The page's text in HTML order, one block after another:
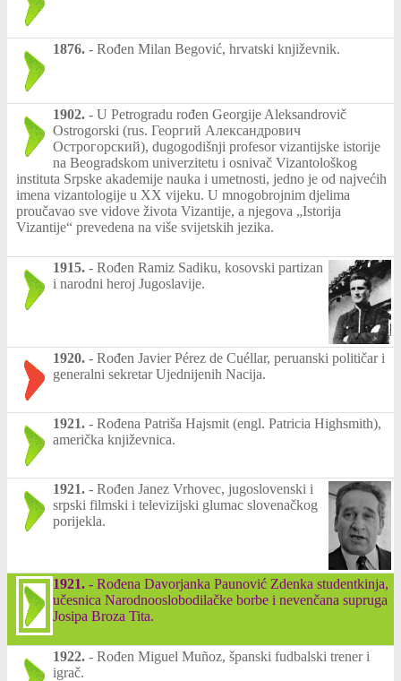
1876. - Rođen Milan Begović, hrvatski književnik.
1902. - U Petrogradu rođen Georgije Aleksandrovič
Ostrogorski (rus. Георгий Александрович
Острогорский), dugogodišnji profesor vizantijske istorije
na Beogradskom univerzitetu i osnivač Vizantološkog
instituta Srpske akademije nauka i umetnosti, jedno je od najvećih
imena vizantologije u XX vijeku. U mnogobrojnim djelima
proučavao sve vidove života Vizantije, a njegova „Istorija
Vizantije“ prevedena na više svijetskih jezika.
1915. - Rođen Ramiz Sadiku, kosovski partizan
i narodni heroj Jugoslavije.
1920. - Rođen Javier Pérez de Cuéllar, peruanski političar i
generalni sekretar Ujednijenih Nacija.
1921. - Rođena Patriša Hajsmit (engl. Patricia Highsmith),
američka književnica.
1921. - Rođen Janez Vrhovec, jugoslovenski i
srpski filmski i televizijski glumac slovenačkog
porijekla.
1921. - Rođena Davorjanka Paunović Zdenka studentkinja,
učesnica Narodnooslobodilačke borbe i nevenčana supruga
Josipa Broza Tita.
1922. - Rođen Miguel Muñoz, španski fudbalski trener i
igrač.